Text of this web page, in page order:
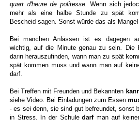
quart d'heure de politesse.Wenn sich
mehr als eine halbe Stunde zu spät
Bescheid sagen. Sonst würde das als
Bei manchen Anlässen ist es dagegen
wichtig, auf die Minute genau zu sein. Die
darin herauszufinden, wann man zu spät
spät kommen muss und wann man auf
darf.
Bei Treffen mit Freunden und Bekannten
siehe Video. Bei Einladungen zum Essen
- es sei denn, sie sind gut befreundet, sonst
in Stress.
In der Schuledarfman auf